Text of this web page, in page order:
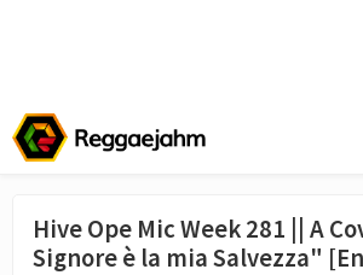
Hive Ope Mic Week 281 || A
Signore è la mia Salvezza"